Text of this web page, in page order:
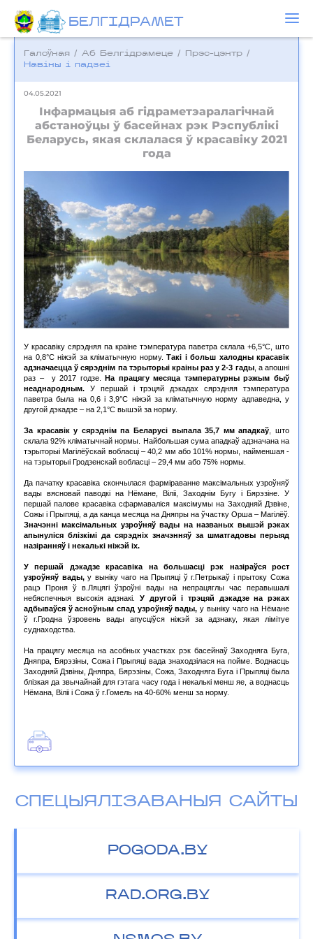
БЕЛГIДРAМЕТ
Галоўная / Аб Белгідрамеце / Прэс-цэнтр /
Навіны і падзеі
04.05.2021
Інфармацыя аб гідраметэаралагічнай
абстаноўцы ў басейнах рэк Рэспублікі
Беларусь, якая склалася ў красавіку 2021
года
У красавіку сярэдняя па краіне тэмпература паветра склала +6,5°С, што
на 0,8°С ніжэй за кліматычную норму. Такі і больш халодны красавік
адзначаецца ў сярэднім па тэрыторыі краіны раз у 2-3 гады, а апошні
раз – у 2017 годзе.На працягу месяца тэмпературны рэжым быў
неаднародным. У першай і трэцяй дэкадах сярэдняя тэмпература
паветра была на 0,6 і 3,9°С ніжэй за кліматычную норму адпаведна, у
другой дэкадзе – на 2,1°С вышэй за норму.
За красавік у сярэднім па Беларусі выпала 35,7 мм ападкаў , што
склала 92% кліматычнай нормы. Найбольшая сума ападкаў адзначана на
тэрыторыі Магілёўскай вобласці – 40,2 мм або 101% нормы, найменшая -
на тэрыторыі Гродзенскай вобласці – 29,4 мм або 75% нормы.
Да пачатку красавіка скончылася фарміраванне максімальных узроўняў
вады вясновай паводкі на Нёмане, Віліі, Заходнім Бугу і Бярэзіне. У
першай палове красавіка сфармаваліся максімумы на Заходняй Дзвіне,
Сожы і Прыпяці, а да канца месяца на Дняпры на ўчастку Орша – Магілёў.
Значэнні максімальных узроўняў вады на названых вышэй рэках
апынуліся блізкімі да сярэдніх значэнняў за шматгадовы перыяд
назіранняў і некалькі ніжэй іх.
У першай дэкадзе красавіка на большасці рэк назіраўся рост
узроўняў вады,у выніку чаго на Прыпяці ў г.Петрыкаў і прытоку Сожа
рацэ Проня ў в.Ляцягі ўзроўні вады на непрацяглы час перавышалі
небяспечныя высокія адзнакі. У другой і трэцяй дэкадзе на рэках
адбываўся ў асноўным спад узроўняў вады, у выніку чаго на Нёмане
ў г.Гродна ўзровень вады апусціўся ніжэй за адзнаку, якая лімітуе
суднаходства.
На працягу месяца на асобных участках рэк басейнаў Заходняга Буга,
Дняпра, Бярэзіны, Сожа і Прыпяці вада знаходзілася на пойме. Воднасць
Заходняй Дзвіны, Дняпра, Бярэзіны, Сожа, Заходняга Буга і Прыпяці была
блізкая да звычайнай для гэтага часу года і некалькі менш яе, а воднасць
Нёмана, Віліі і Сожа ў г.Гомель на 40-60% менш за норму.
СПЕЦЫЯЛІЗАВАНЫЯ САЙТЫ
POGODA.BY
RAD.ORG.BY